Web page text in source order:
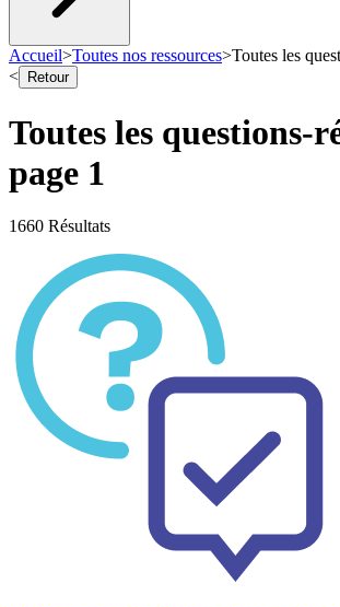
Accueil>Toutes nos ressources>Toutes les
<
Retour
Toutes les questions-
page 1
1660 Résultats